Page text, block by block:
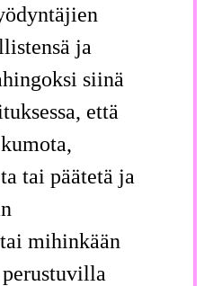
ja
siinä
että
tai päätetä ja
mihinkään